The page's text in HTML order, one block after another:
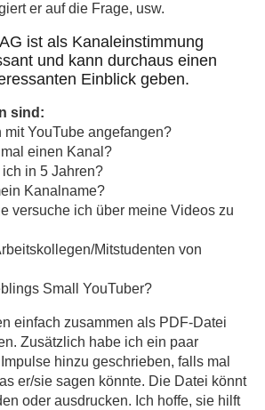
er auf die Frage, usw.
ist als Kanaleinstimmung
und kann durchaus einen
Einblick geben.
sind:
mit YouTube angefangen?
einen Kanal?
in 5 Jahren?
Kanalname?
versuche ich über meine Videos zu
Mitstudenten von
Small YouTuber?
einfach zusammen als PDF-Datei
Zusätzlich habe ich ein paar
hinzu geschrieben, falls mal
er/sie sagen könnte. Die Datei könnt
oder ausdrucken. Ich hoffe, sie hilft